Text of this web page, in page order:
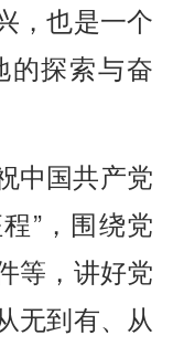
，也是一个
的探索与奋
中国共产党
”，围绕党
等，讲好党
无到有、从